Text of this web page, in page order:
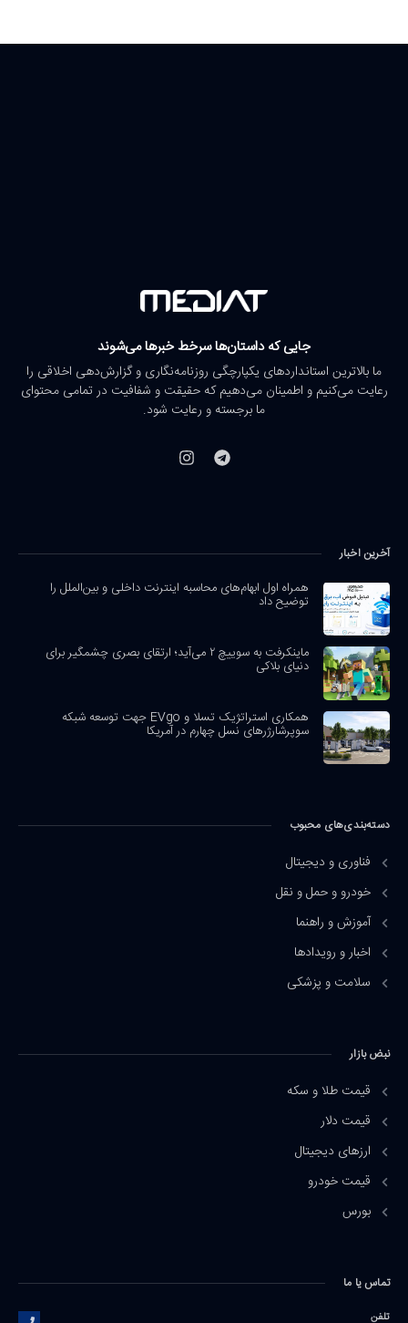
جایی که داستان‌ها سرخط خبرها می‌شوند
ما بالاترین استانداردهای یکپارچگی روزنامه‌نگاری و گزارش‌دهی اخلاقی را
رعایت می‌کنیم و اطمینان می‌دهیم که حقیقت و شفافیت در تمامی محتوای
ما برجسته و رعایت شود.
آخرین اخبار
همراه اول ابهام‌های محاسبه اینترنت داخلی و بین‌الملل را
توضیح داد
ماینکرفت به سوییچ ۲ می‌آید؛ ارتقای بصری چشمگیر برای
دنیای بلاکی
همکاری استراتژیک تسلا و EVgo جهت توسعه شبکه
سوپرشارژرهای نسل چهارم در آمریکا
دسته‌بندی‌های محبوب
فناوری و دیجیتال
خودرو و حمل و نقل
آموزش و راهنما
اخبار و رویدادها
سلامت و پزشکی
نبض بازار
قیمت طلا و سکه
قیمت دلار
ارزهای دیجیتال
قیمت خودرو
بورس
تماس یا ما
تلفن